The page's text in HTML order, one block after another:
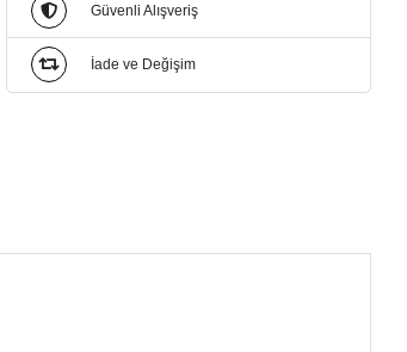
Güvenli Alışveriş
İade ve Değişim